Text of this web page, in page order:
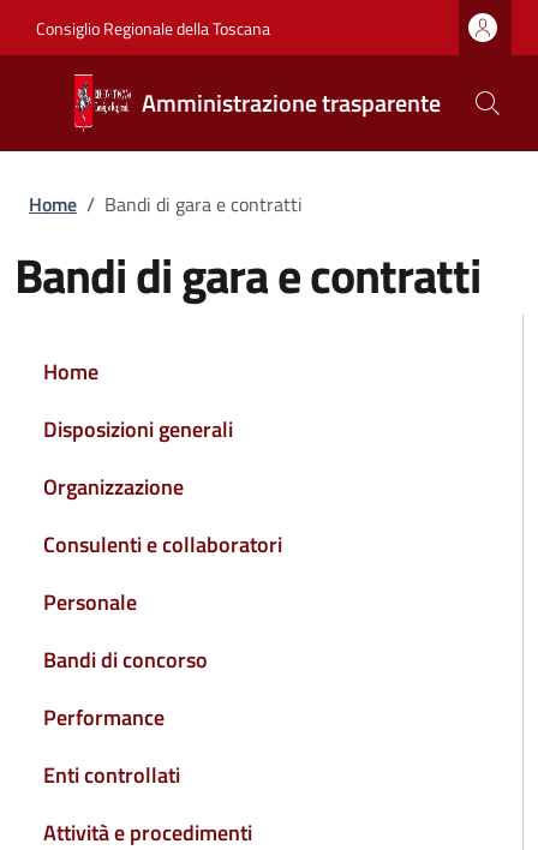
Consiglio Regionale della Toscana
Amministrazione trasparente
Briciole di pane
Home / Bandi di gara e contratti
Bandi di gara e contratti
NAVIGAZIONE PRINCIPALE
Home
Disposizioni generali
Organizzazione
Consulenti e collaboratori
Personale
Bandi di concorso
Performance
Enti controllati
Attività e procedimenti